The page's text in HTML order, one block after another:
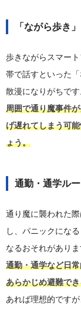
「ながら歩き
歩きながらスマー
帯で話すといった
散漫になりがちです
周囲で通り魔事件
げ遅れてしまう可
ょう。
通勤・通学ル
通り魔に襲われた
し、パニックにな
なるおそれがありま
通勤・通学など日
あらかじめ避難で
あれば理想的です